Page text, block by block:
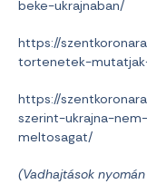
beke-ukrajnaban/
https://
tortenetek-
https://
szerint-ukrajna-
meltosagat/
(Vadhajtások